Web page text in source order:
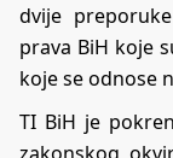
dvije
prava BiH koje
koje se odnose
TI BiH je